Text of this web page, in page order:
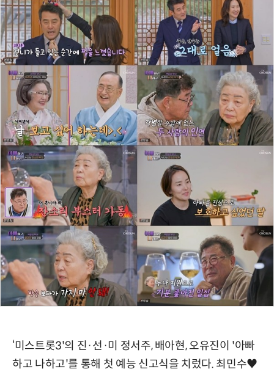
‘미스트롯3'의 진·선·미 정서주, 배아현, 오유진이 '아빠
하고 나하고'를 통해 첫 예능 신고식을 치렀다. 최민수♥